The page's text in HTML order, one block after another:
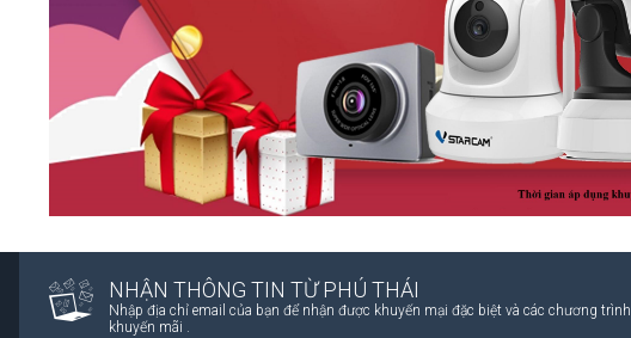
NHẬN THÔNG TIN TỪ PHÚ THÁI
Nhập địa chỉ email của bạn để nhận được khuyến mại đặc biệt và các chương trình
khuyến mãi .